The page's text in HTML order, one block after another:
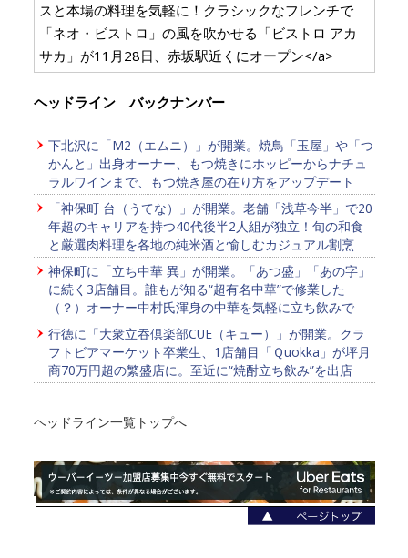
スと本場の料理を気軽に！クラシックなフレンチで
「ネオ・ビストロ」の風を吹かせる「ビストロ アカ
サカ」が11月28日、赤坂駅近くにオープン</a>
ヘッドライン バックナンバー
下北沢に「M2（エムニ）」が開業。焼鳥「玉屋」や「つ
かんと」出身オーナー、もつ焼きにホッピーからナチュ
ラルワインまで、もつ焼き屋の在り方をアップデート
「神保町 台（うてな）」が開業。老舗「浅草今半」で20
年超のキャリアを持つ40代後半2人組が独立！旬の和食
と厳選肉料理を各地の純米酒と愉しむカジュアル割烹
神保町に「立ち中華 異」が開業。「あつ盛」「あの字」
に続く3店舗目。誰もが知る“超有名中華”で修業した
（？）オーナー中村氏渾身の中華を気軽に立ち飲みで
行徳に「大衆立吞倶楽部CUE（キュー）」が開業。クラ
フトビアマーケット卒業生、1店舗目「Ｑuokka」が坪月
商70万円超の繁盛店に。至近に“焼酎立ち飲み”を出店
ヘッドライン一覧トップへ